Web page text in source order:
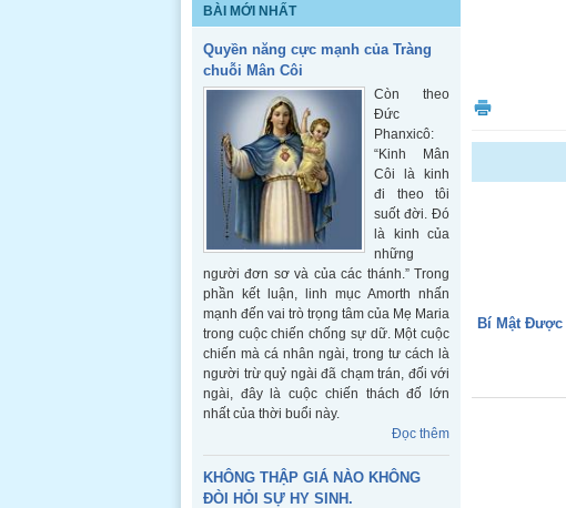
BÀI MỚI NHẤT
Quyền năng cực mạnh của Tràng
chuỗi Mân Côi
Còn theo
Đức
Phanxicô:
“Kinh Mân
Côi là kinh
đi theo tôi
suốt đời. Đó
là kinh của
những
người đơn sơ và của các thánh.” Trong
phần kết luận, linh mục Amorth nhấn
mạnh đến vai trò trọng tâm của Mẹ Maria
trong cuộc chiến chống sự dữ. Một cuộc
chiến mà cá nhân ngài, trong tư cách là
người trừ quỷ ngài đã chạm trán, đối với
ngài, đây là cuộc chiến thách đố lớn
nhất của thời buổi này.
Đọc thêm
KHÔNG THẬP GIÁ NÀO KHÔNG
ĐÒI HỎI SỰ HY SINH.
Bí Mật Được